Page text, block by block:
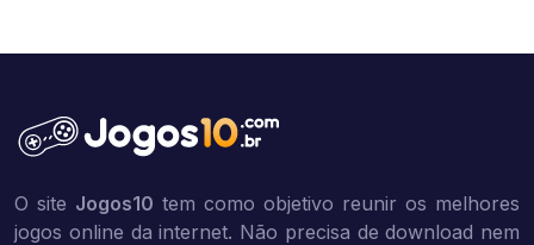
O site Jogos10 tem como objetivo reunir os melhores
jogos online da internet. Não precisa de download nem